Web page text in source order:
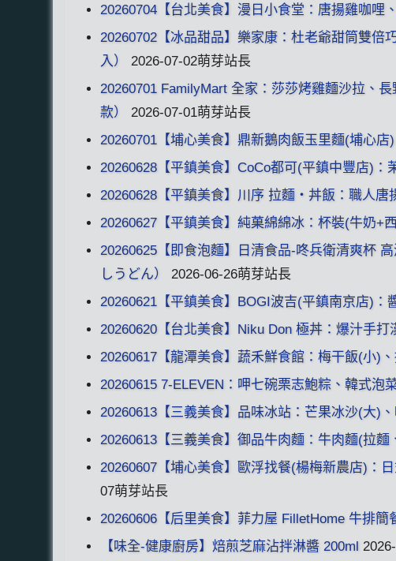
20260704【台北美食】漫日小食堂：唐揚雞咖哩
20260702【冰品甜品】樂家康：杜老爺甜筒雙
入）
2026-07-02萌芽站長
20260701 FamilyMart 全家：莎莎烤雞麵沙拉、
款）
2026-07-01萌芽站長
20260701【埔心美食】鼎新鵝肉飯玉里麵(埔心
20260628【平鎮美食】CoCo都可(平鎮中豐店)：
20260628【平鎮美食】川序 拉麵・丼飯：職人
20260627【平鎮美食】純菓綿綿冰：杯裝(牛奶+
20260625【即食泡麵】日清食品-咚兵衛清爽杯
しうどん）
2026-06-26萌芽站長
20260621【平鎮美食】BOGI波吉(平鎮南京店)：
20260620【台北美食】Niku Don 極丼：爆汁手
20260617【龍潭美食】蔬禾鮮食館：梅干飯(小)
20260615 7-ELEVEN：呷七碗栗志鮑粽、韓式泡
20260613【三義美食】品味冰站：芒果冰沙(大)
20260613【三義美食】御品牛肉麵：牛肉麵(拉
20260607【埔心美食】歐浮找餐(楊梅新農店)：
07萌芽站長
20260606【后里美食】菲力屋 FilletHome 牛排
【味全-健康廚房】焙煎芝麻沾拌淋醬 200ml